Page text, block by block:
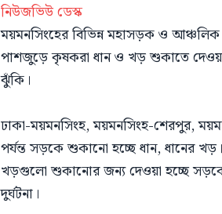
নিউজভিউ ডেস্ক
ময়মনসিংহের বিভিন্ন মহাসড়ক ও
পাশজুড়ে কৃষকরা ধান ও খড় শুকাতে
ঝুঁকি।
ঢাকা-ময়মনসিংহ, ময়মনসিংহ-শেরপুর,
পর্যন্ত সড়কে শুকানো হচ্ছে ধান,
খড়গুলো শুকানোর জন্য দেওয়া হচ্ছে
দুর্ঘটনা।